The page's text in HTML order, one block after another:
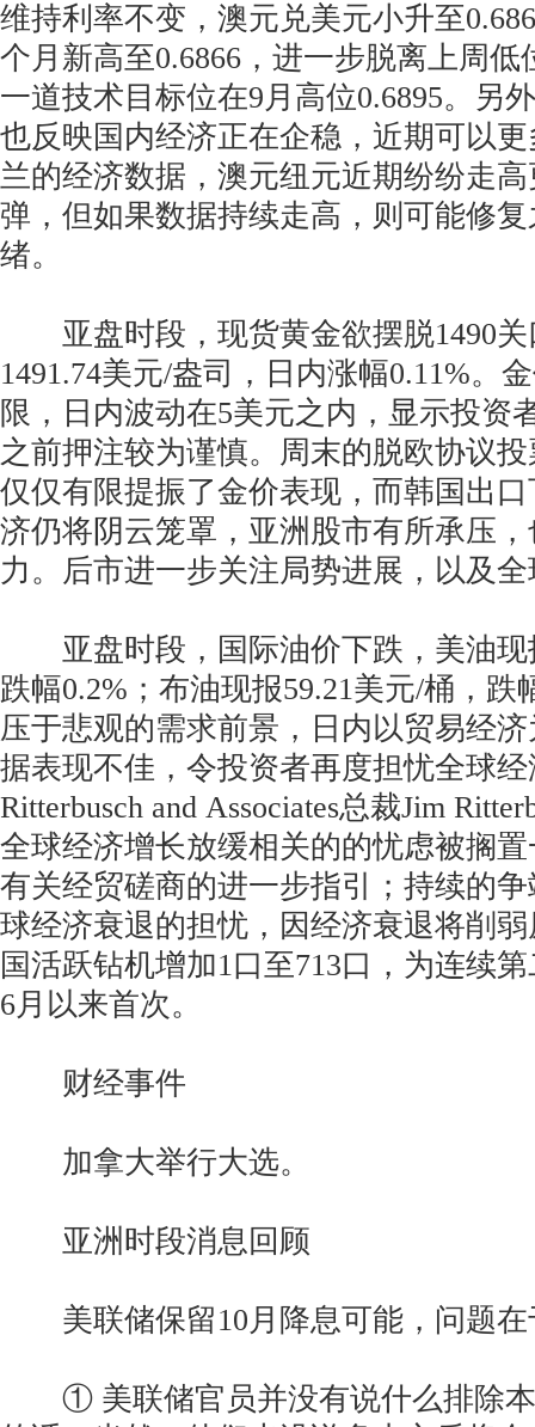
维持利率不变，澳元兑美元小升至
个月新高至0.6866，进一步脱离上周低
一道技术目标位在9月高位0.6895。另
也反映国内经济正在企稳，近期可以
兰的经济数据，澳元纽元近期纷纷走
弹，但如果数据持续走高，则可能修
绪。
亚盘时段，现货黄金欲摆脱1490关
1491.74美元/盎司，日内涨幅0.11%。
限，日内波动在5美元之内，显示投资
之前押注较为谨慎。周末的脱欧协议
仅仅有限提振了金价表现，而韩国出
济仍将阴云笼罩，亚洲股市有所承压
力。后市进一步关注局势进展，以及
亚盘时段，国际油价下跌，美油现
跌幅0.2%；布油现报59.21美元/桶，跌
压于悲观的需求前景，日内以贸易经
据表现不佳，令投资者再度担忧全球
Ritterbusch and Associates总裁Jim
全球经济增长放缓相关的的忧虑被搁
有关经贸磋商的进一步指引；持续的
球经济衰退的担忧，因经济衰退将削
国活跃钻机增加1口至713口，为连续
6月以来首次。
财经事件
加拿大举行大选。
亚洲时段消息回顾
美联储保留10月降息可能，问题在
① 美联储官员并没有说什么排除本